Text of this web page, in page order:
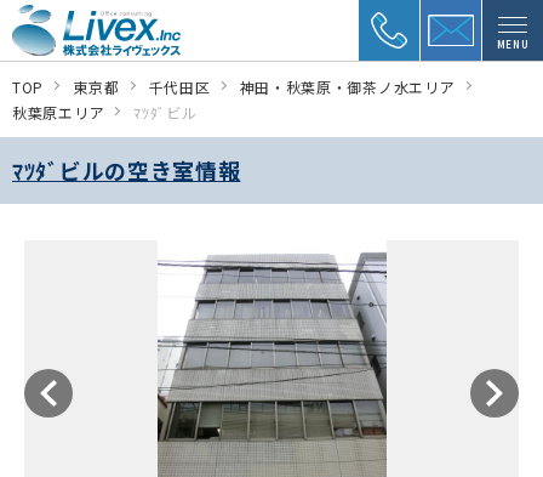
MENU
TOP 東京都 千代田区
神田・秋葉原・御茶ノ水エリア
秋葉原エリア
ﾏﾂﾀﾞビル
ﾏﾂﾀﾞビルの空き室情報